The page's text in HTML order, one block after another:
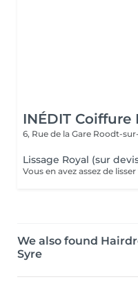
INÉDIT Coiffure
6, Rue de la Gare Roodt-
Lissage Royal (sur
We also found
Syre